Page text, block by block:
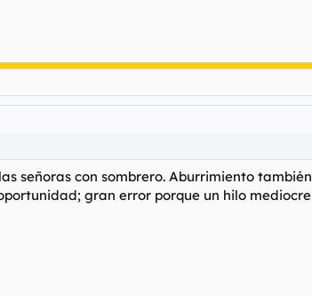
señoras con sombrero. Aburrimiento
gran error porque un hilo